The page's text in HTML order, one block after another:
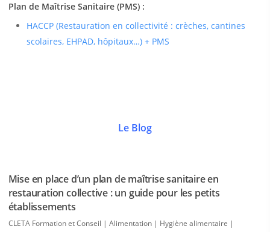
Plan de Maîtrise Sanitaire (PMS) :
HACCP (Restauration en collectivité : crèches, cantines
scolaires, EHPAD, hôpitaux…) + PMS
Le Blog
Mise en place d’un plan de maîtrise sanitaire en
restauration collective : un guide pour les petits
établissements
CLETA Formation et Conseil | Alimentation | Hygiène alimentaire |